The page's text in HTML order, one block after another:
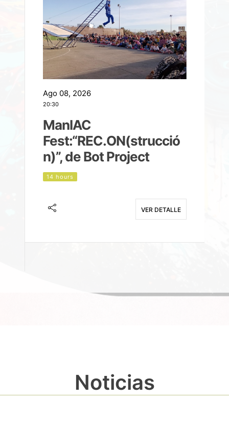
Ago 08, 2026
20:30
ManIAC
Fest:“REC.ON(strucció
n)”, de Bot Project
14 hours
VER DETALLE
Noticias